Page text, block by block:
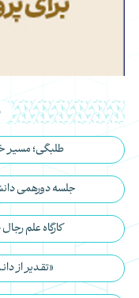
طلبگی؛ مسیر
جلسه دورهمی
کارگاه علم
«تقـدیر از